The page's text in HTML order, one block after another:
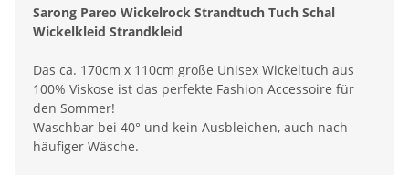
Sarong Pareo Wickelrock Strandtuch Tuch Schal
Wickelkleid Strandkleid
Das ca. 170cm x 110cm große Unisex Wickeltuch aus
100% Viskose ist das perfekte Fashion Accessoire für
den Sommer!
Waschbar bei 40° und kein Ausbleichen, auch nach
häufiger Wäsche.